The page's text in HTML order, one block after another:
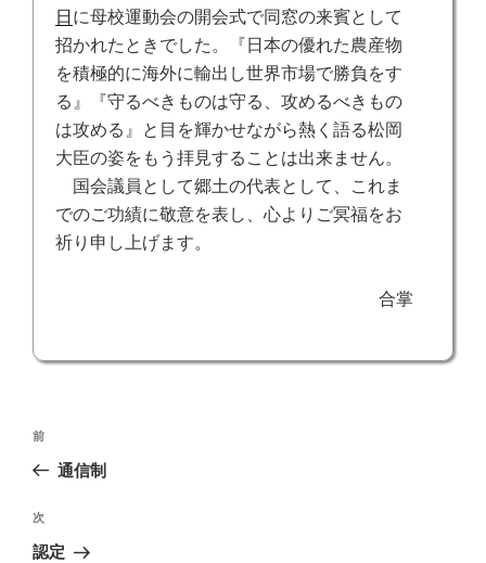
日 に母校運動会の開会式で同窓の来賓として
招かれたときでした。『日本の優れた農産物
を積極的に海外に輸出し世界市場で勝負をす
る』『守るべきものは守る、攻めるべきもの
は攻める』と目を輝かせながら熱く語る松岡
大臣の姿をもう拝見することは出来ません。
国会議員として郷土の代表として、これま
でのご功績に敬意を表し、心よりご冥福をお
祈り申し上げます。
合掌
投
ビ
ゲ
前
の
稿
前
通信制
次
の
次
認定